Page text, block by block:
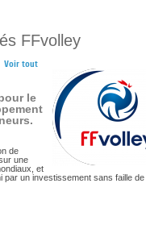
CORONAVIRUS
DOCUMENTS UTILES
SITUATION SANITAIRE
FFvolley
Voir tout
le
de
une
et
un investissement sans faille